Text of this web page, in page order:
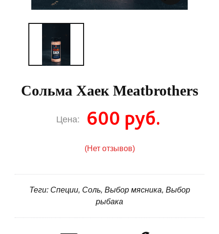
Сольма Хаек Meatbrothers
Цена: 600 руб.
(Нет отзывов)
Теги: Специи, Соль, Выбор мясника, Выбор
рыбака